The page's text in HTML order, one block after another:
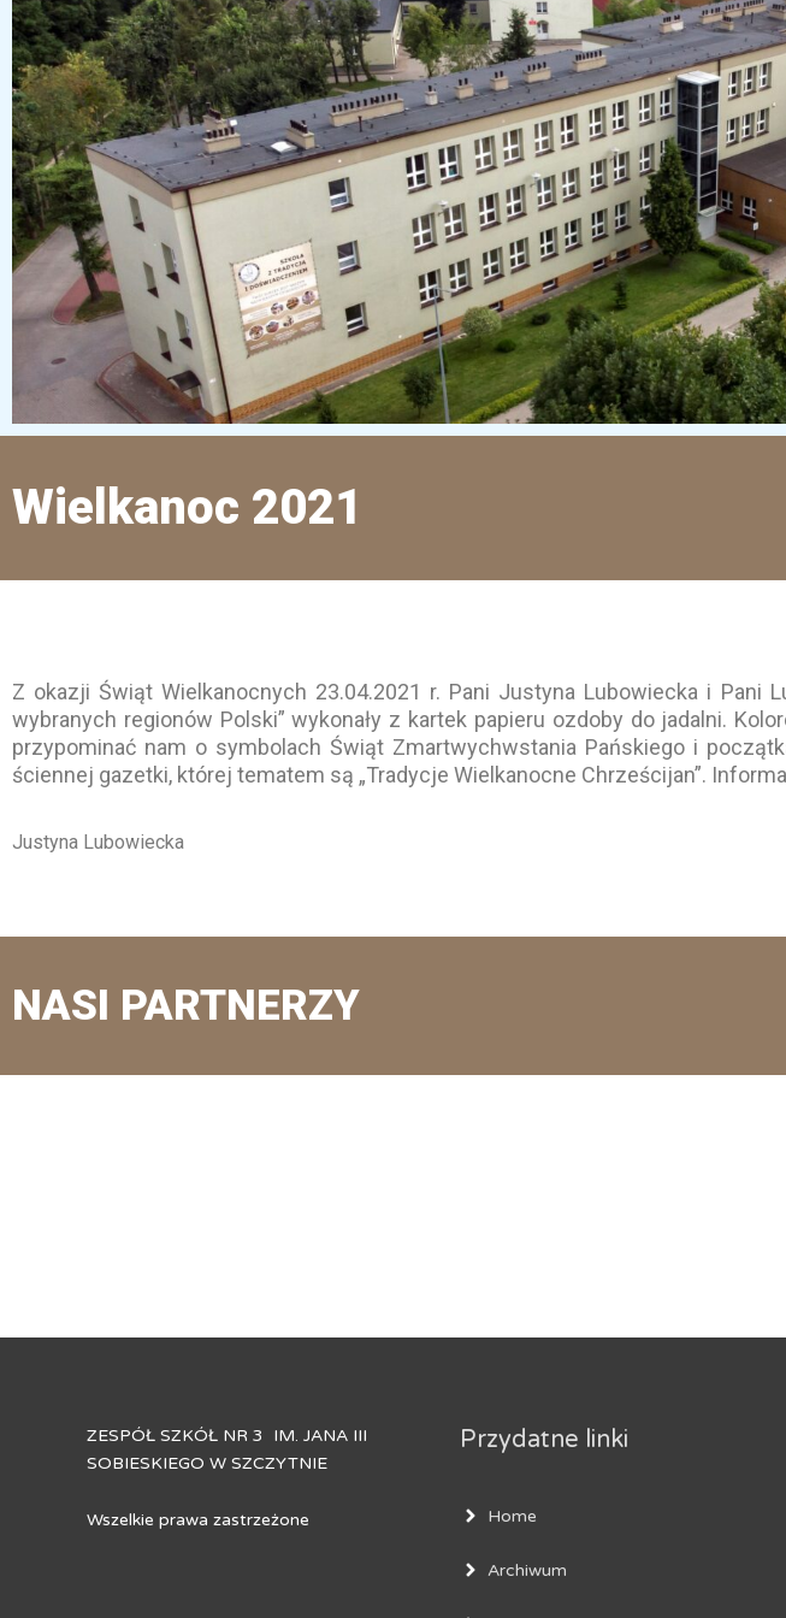
Wielkanoc 2021
Z okazji Świąt Wielkanocnych 23.04.2021 r. Pani Justyna Lubowiecka i Pani
wybranych regionów Polski” wykonały z kartek papieru ozdoby do jadalni.
przypominać nam o symbolach Świąt Zmartwychwstania Pańskiego i
ściennej gazetki, której tematem są „Tradycje Wielkanocne Chrześcijan”.
Justyna Lubowiecka
NASI PARTNERZY
ZESPÓŁ SZKÓŁ NR 3 IM. JANA III
SOBIESKIEGO W SZCZYTNIE
Wszelkie prawa zastrzeżone
Przydatne linki
Home
Archiwum